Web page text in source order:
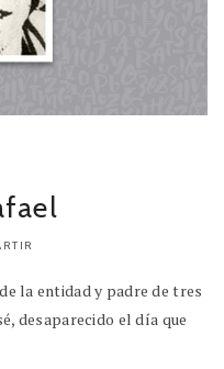
la entidad y padre de tres
desaparecido el día que